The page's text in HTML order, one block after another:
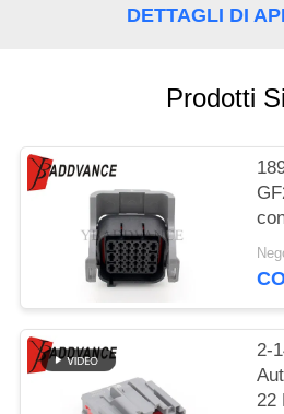
POLITICA
SULLA
PRIVACY
DETTAGLI DI
Prodotti
2-
22